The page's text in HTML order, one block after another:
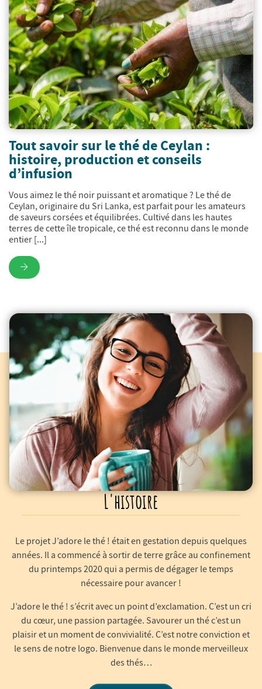
Tout savoir sur le thé de Ceylan :
histoire, production et conseils
d’infusion
Vous aimez le thé noir puissant et aromatique ? Le thé de
Ceylan, originaire du Sri Lanka, est parfait pour les amateurs
de saveurs corsées et équilibrées. Cultivé dans les hautes
terres de cette île tropicale, ce thé est reconnu dans le monde
entier [...]
L'histoire
Le projet J’adore le thé ! était en gestation depuis quelques
années. Il a commencé à sortir de terre grâce au confinement
du printemps 2020 qui a permis de dégager le temps
nécessaire pour avancer !
J’adore le thé ! s’écrit avec un point d’exclamation. C’est un cri
du cœur, une passion partagée. Savourer un thé c’est un
plaisir et un moment de convivialité. C’est notre conviction et
le sens de notre logo. Bienvenue dans le monde merveilleux
des thés…